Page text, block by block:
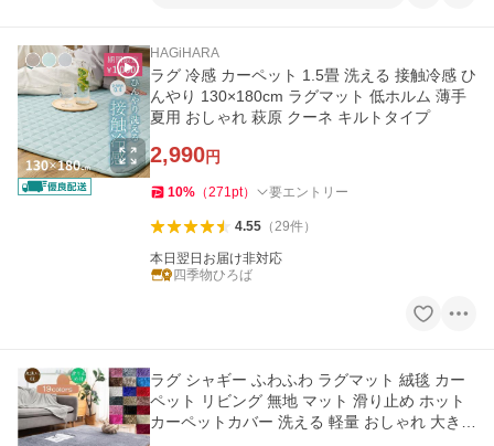
HAGiHARA
ラグ 冷感 カーペット 1.5畳 洗える 接触冷感 ひ
んやり 130×180cm ラグマット 低ホルム 薄手
夏用 おしゃれ 萩原 クーネ キルトタイプ
2,990円
10% （271pt） 要エントリー
4.55（29件）
本日翌日お届け非対応
四季物ひろば
ラグ シャギー ふわふわ ラグマット 絨毯 カー
ペット リビング 無地 マット 滑り止め ホット
カーペットカバー 洗える 軽量 おしゃれ 大きい